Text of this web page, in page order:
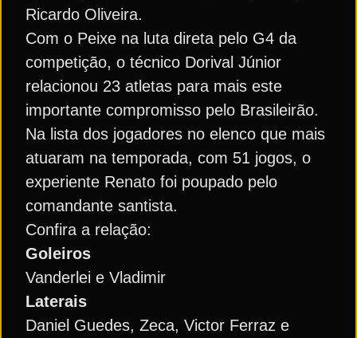
Ricardo Oliveira.
Com o Peixe na luta direta pelo G4 da
competição, o técnico Dorival Júnior
relacionou 23 atletas para mais este
importante compromisso pelo Brasileirão.
Na lista dos jogadores no elenco que mais
atuaram na temporada, com 51 jogos, o
experiente Renato foi poupado pelo
comandante santista.
Confira a relação:
Goleiros
Vanderlei e Vladimir
Laterais
Daniel Guedes, Zeca, Victor Ferraz e